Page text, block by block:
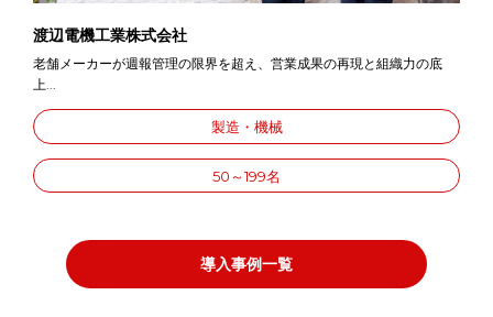
渡辺電機工業株式会社
老舗メーカーが週報管理の限界を超え、営業成果の再現と組織力の底
上...
製造・機械
50～199名
導入事例一覧